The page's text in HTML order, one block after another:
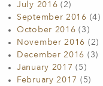
July 2016 (2)
September 2016 (4)
October 2016 (3)
November 2016 (2)
December 2016 (3)
January 2017 (5)
February 2017 (5)